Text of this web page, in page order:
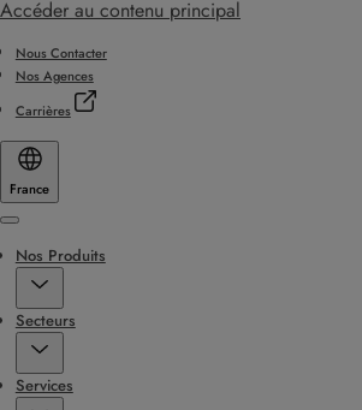
Accéder au contenu principal
Nous Contacter
Nos Agences
Carrières
France
Menu
Nos Produits
Secteurs
Services